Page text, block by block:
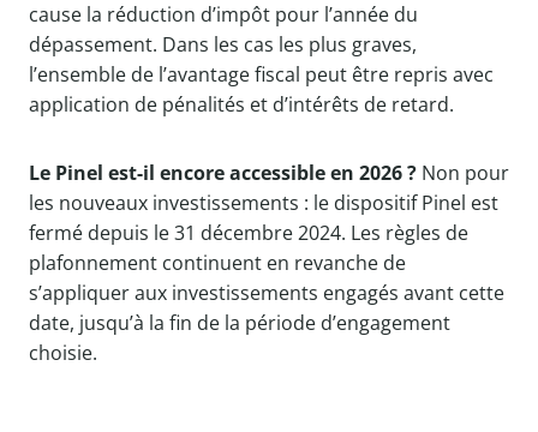
cause la réduction d’impôt pour l’année du
dépassement. Dans les cas les plus graves,
l’ensemble de l’avantage fiscal peut être repris avec
application de pénalités et d’intérêts de retard.
Le Pinel est-il encore accessible en 2026 ? Non pour
les nouveaux investissements : le dispositif Pinel est
fermé depuis le 31 décembre 2024. Les règles de
plafonnement continuent en revanche de
s’appliquer aux investissements engagés avant cette
date, jusqu’à la fin de la période d’engagement
choisie.